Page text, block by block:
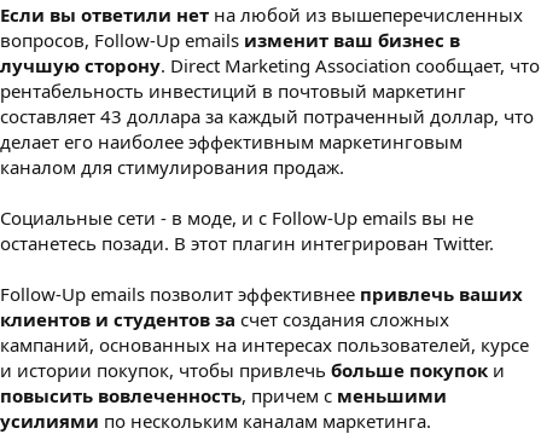
Если вы ответили нет на любой из вышеперечисленных
вопросов, Follow-Up emails изменит ваш бизнес в
лучшую сторону. Direct Marketing Association сообщает, что
рентабельность инвестиций в почтовый маркетинг
составляет 43 доллара за каждый потраченный доллар, что
делает его наиболее эффективным маркетинговым
каналом для стимулирования продаж.
Социальные сети - в моде, и с Follow-Up emails вы не
останетесь позади. В этот плагин интегрирован Twitter.
Follow-Up emails позволит эффективнее привлечь ваших
клиентов и студентов за счет создания сложных
кампаний, основанных на интересах пользователей, курсе
и истории покупок, чтобы привлечь больше покупок и
повысить вовлеченность, причем с меньшими
усилиями по нескольким каналам маркетинга.